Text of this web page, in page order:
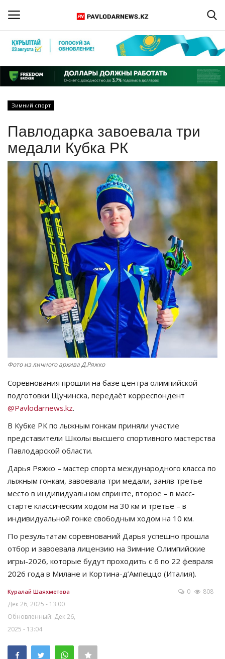
Регистрация
Главная
ПАВЛОДАРСКАЯ ОБЛАСТЬ
КАЗАХСТАН
СПЕЦПРОЕКТЫ
СПОРТ
Чек-лист
РАЗВЛЕЧЕНИЯ
OFFICIAL
Қазақша Русский
Зимний спорт
Павлодарка завоевала три
медали Кубка РК
Фото из личного архива Д.Ряжко
Соревнования прошли на базе центра олимпийской
подготовки Щучинска, передаёт корреспондент
@Pavlodarnews.kz.
В Кубке РК по лыжным гонкам приняли участие
представители Школы высшего спортивного мастерства
Павлодарской области.
Дарья Ряжко – мастер спорта международного класса по
лыжным гонкам, завоевала три медали, заняв третье
место в индивидуальном спринте, второе – в масс-
старте классическим ходом на 30 км и третье – в
индивидуальной гонке свободным ходом на 10 км.
По результатам соревнований Дарья успешно прошла
отбор и завоевала лицензию на Зимние Олимпийские
игры-2026, которые будут проходить с 6 по 22 февраля
2026 года в Милане и Кортина-д’Ампеццо (Италия).
Куралай Шаяхметова
Дек 26, 2025 - 13:00
Обновленный: Дек 26,
2025 - 13:04
0 808